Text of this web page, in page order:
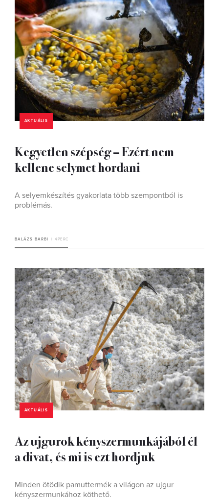
AKTUÁLIS
Kegyetlen szépség – Ezért nem
kellene selymet hordani
A selyemkészítés gyakorlata több szempontból is
problémás.
BALÁZS BARBI 4 PERC
AKTUÁLIS
Az ujgurok kényszermunkájából él
a divat, és mi is ezt hordjuk
Minden ötödik pamuttermék a világon az ujgur
kényszermunkához köthető.